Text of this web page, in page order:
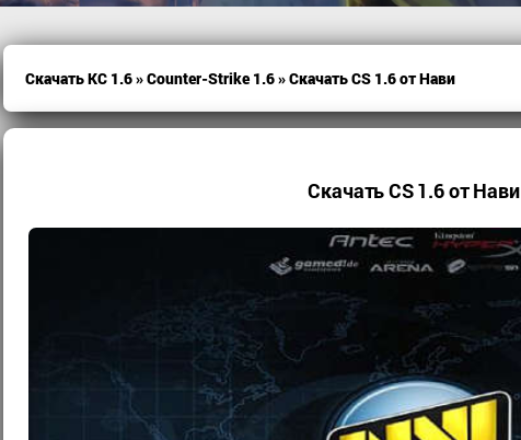
Скачать КС 1.6»Counter-Strike 1.6» Скачать CS 1.6 от Нави
Скачать CS 1.6 от Нави